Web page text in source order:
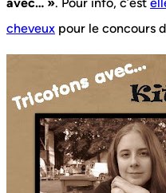
avec… ». Pour info, c’est
cheveux pour le concours